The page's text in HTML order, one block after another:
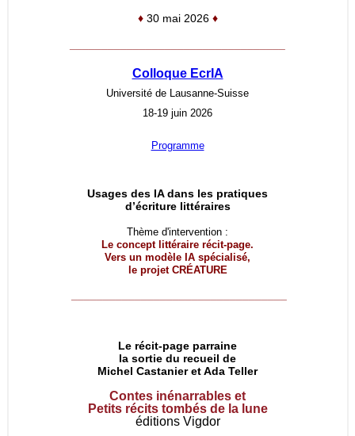
♦ 30 mai 2026 ♦
Colloque EcrIA
Université de Lausanne-Suisse
18-19 juin 2026
Programme
Usages des IA dans les pratiques
d’écriture littéraires
Thème d'intervention :
Le concept littéraire récit-page.
Vers un modèle IA spécialisé,
le projet CRÉATURE
Le récit-page parraine
la sortie du recueil de
Michel Castanier et Ada Teller
Contes inénarrables et
Petits récits tombés de la lune
éditions Vigdor